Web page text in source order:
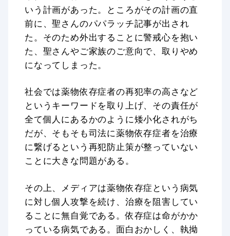
いう計画があった。ところがその計画の直
前に、聖さんのパパラッチ記事が出され
た。そのため外出することに警戒心を抱い
た、聖さんやご家族のご意向で、取りやめ
になってしまった。
社会では薬物依存症者の再犯率の高さなど
というキーワードを取り上げ、その責任が
全て個人にあるかのように矮小化されがち
だが、そもそも司法に薬物依存症者を治療
に繋げるという再犯防止策が整っていない
ことに大きな問題がある。
その上、メディアは薬物依存症という病気
に対し個人攻撃を続け、治療を阻害してい
ることに無自覚である。依存症は命がかか
っている病気である。面白おかしく、執拗